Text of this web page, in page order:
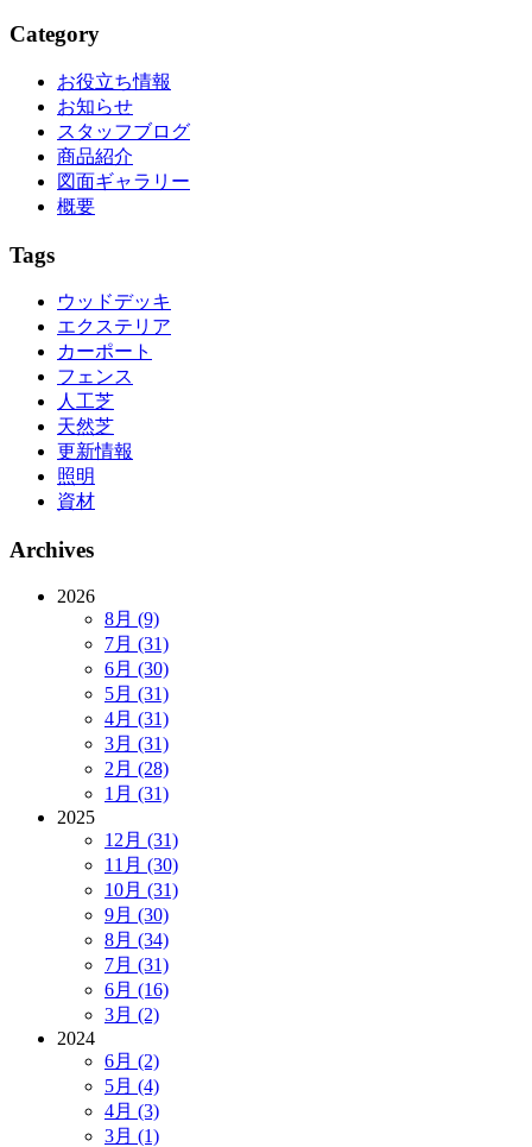
Category
お役立ち情報
お知らせ
スタッフブログ
商品紹介
図面ギャラリー
概要
Tags
ウッドデッキ
エクステリア
カーポート
フェンス
人工芝
天然芝
更新情報
照明
資材
Archives
2026
8月 (9)
7月 (31)
6月 (30)
5月 (31)
4月 (31)
3月 (31)
2月 (28)
1月 (31)
2025
12月 (31)
11月 (30)
10月 (31)
9月 (30)
8月 (34)
7月 (31)
6月 (16)
3月 (2)
2024
6月 (2)
5月 (4)
4月 (3)
3月 (1)